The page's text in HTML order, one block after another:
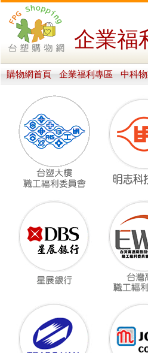
企業福
購物網首頁 企業福利專區 中科